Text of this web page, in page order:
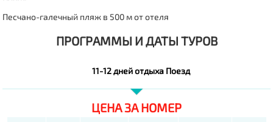
Песчано-галечный пляж в 500 м от отеля
ПРОГРАММЫ И ДАТЫ ТУРОВ
11-12 дней отдыха Поезд
ЦЕНА ЗА НОМЕР